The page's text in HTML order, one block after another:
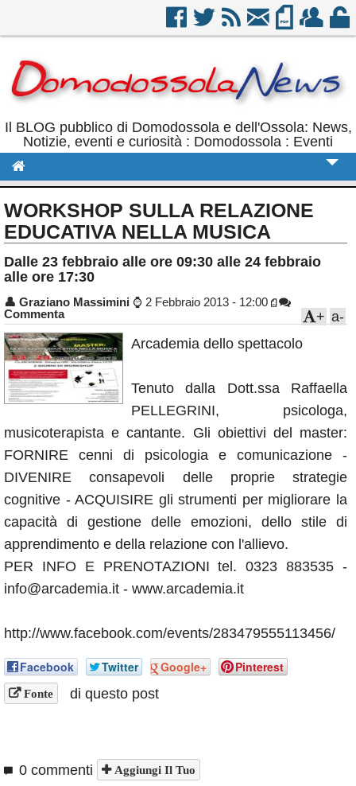
Il BLOG pubblico di Domodossola e dell'Ossola: News,
Notizie, eventi e curiosità : Domodossola : Eventi
Politica
Sport
Eventi
Rubriche
Calendario
Annunci
WORKSHOP SULLA RELAZIONE
EDUCATIVA NELLA MUSICA
Dalle 23 febbraio alle ore 09:30 alle 24 febbraio
alle ore 17:30
👤 Graziano Massimini ⌚ 2 Febbraio 2013 - 12:00
Commenta
a-
+
Arcademia dello spettacolo
Tenuto dalla Dott.ssa Raffaella
PELLEGRINI, psicologa,
musicoterapista e cantante. Gli obiettivi del master:
FORNIRE cenni di psicologia e comunicazione -
DIVENIRE consapevoli delle proprie strategie
cognitive - ACQUISIRE gli strumenti per migliorare la
capacità di gestione delle emozioni, dello stile di
apprendimento e della relazione con l'allievo.
PER INFO E PRENOTAZIONI tel. 0323 883535 -
info@arcademia.it - www.arcademia.it
http://www.facebook.com/events/283479555113456/
Facebook Twitter Google+ Pinterest
Fonte di questo post
0 commenti Aggiungi Il Tuo